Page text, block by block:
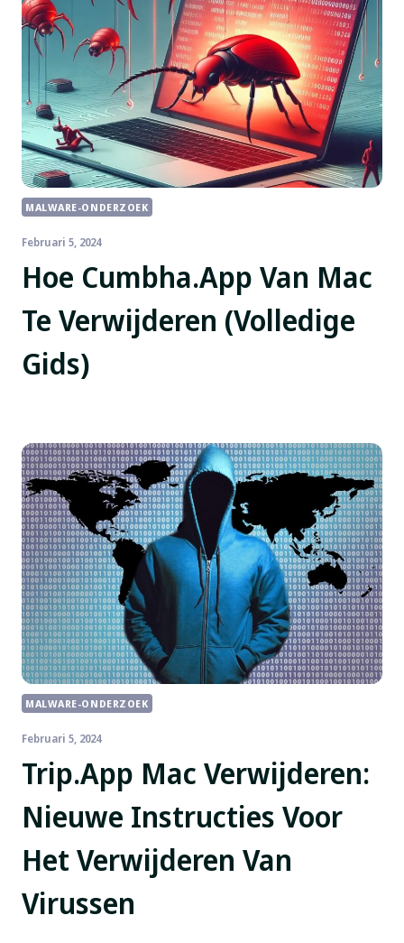
MALWARE-ONDERZOEK
Hoe Cumbha.App Van Mac
Te Verwijderen (Volledige
Gids)
Februari 5, 2024
MALWARE-ONDERZOEK
Trip.app Mac Verwijderen:
Nieuwe Instructies Voor
Het Verwijderen Van
Virussen
Februari 5, 2024